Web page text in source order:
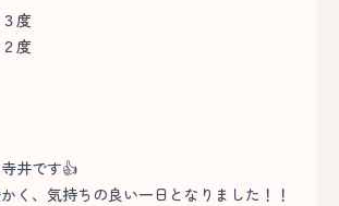
度
度
井です👍
く、気持ちの良い一日となりました！！